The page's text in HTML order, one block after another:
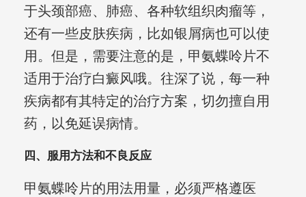
于头颈部癌、肺癌、各种软组织肉瘤等，
还有一些皮肤疾病，比如银屑病也可以使
用。但是，需要注意的是，甲氨蝶呤片不
适用于治疗白癜风哦。往深了说，每一种
疾病都有其特定的治疗方案，切勿擅自用
药，以免延误病情。
四、服用方法和不良反应
甲氨蝶呤片的用法用量，必须严格遵医